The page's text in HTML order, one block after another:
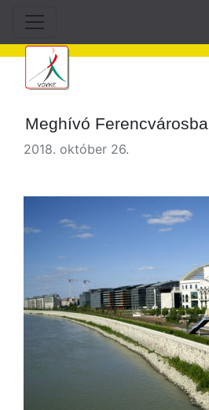
Meghívó Ferencvárosba
2018. október 26.